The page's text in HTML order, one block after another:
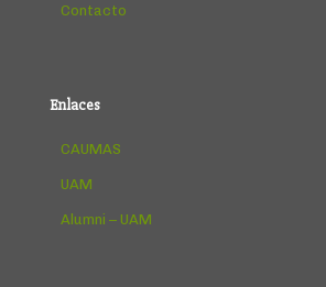
Contacto
Enlaces
CAUMAS
UAM
Alumni – UAM